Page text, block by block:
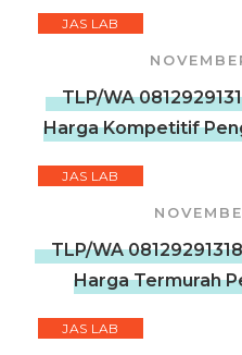
JAS LAB
TLP/WA
Harga Kompetitif
JAS LAB
TLP/WA
Harga Termurah
JAS LAB